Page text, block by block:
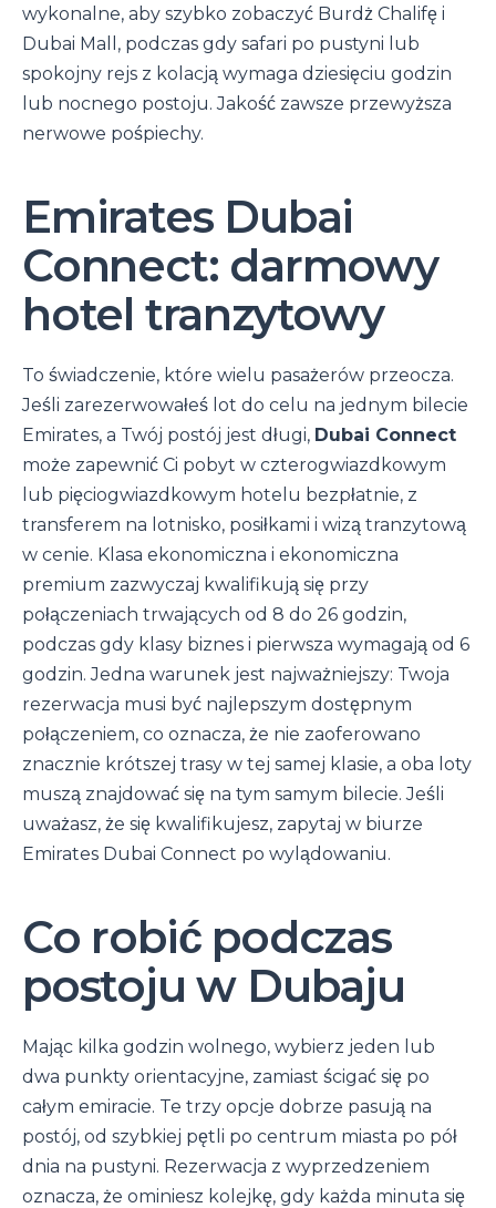
wykonalne, aby szybko zobaczyć Burdż Chalifę i
Dubai Mall, podczas gdy safari po pustyni lub
spokojny rejs z kolacją wymaga dziesięciu godzin
lub nocnego postoju. Jakość zawsze przewyższa
nerwowe pośpiechy.
Emirates Dubai
Connect: darmowy
hotel tranzytowy
To świadczenie, które wielu pasażerów przeocza.
Jeśli zarezerwowałeś lot do celu na jednym bilecie
Emirates, a Twój postój jest długi, Dubai Connect
może zapewnić Ci pobyt w czterogwiazdkowym
lub pięciogwiazdkowym hotelu bezpłatnie, z
transferem na lotnisko, posiłkami i wizą tranzytową
w cenie. Klasa ekonomiczna i ekonomiczna
premium zazwyczaj kwalifikują się przy
połączeniach trwających od 8 do 26 godzin,
podczas gdy klasy biznes i pierwsza wymagają od 6
godzin. Jedna warunek jest najważniejszy: Twoja
rezerwacja musi być najlepszym dostępnym
połączeniem, co oznacza, że nie zaoferowano
znacznie krótszej trasy w tej samej klasie, a oba loty
muszą znajdować się na tym samym bilecie. Jeśli
uważasz, że się kwalifikujesz, zapytaj w biurze
Emirates Dubai Connect po wylądowaniu.
Co robić podczas
postoju w Dubaju
Mając kilka godzin wolnego, wybierz jeden lub
dwa punkty orientacyjne, zamiast ścigać się po
całym emiracie. Te trzy opcje dobrze pasują na
postój, od szybkiej pętli po centrum miasta po pół
dnia na pustyni. Rezerwacja z wyprzedzeniem
oznacza, że ominiesz kolejkę, gdy każda minuta się